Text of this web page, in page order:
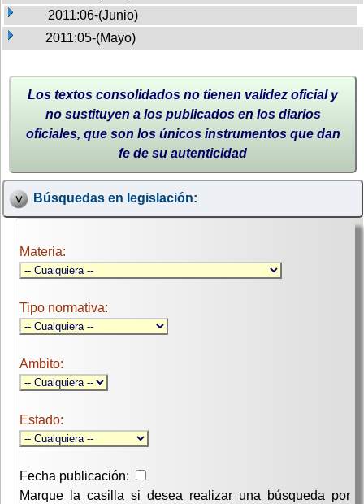
2011:06-(Junio)
2011:05-(Mayo)
Los textos consolidados no tienen validez oficial y
no sustituyen a los publicados en los diarios
oficiales, que son los únicos instrumentos que dan
fe de su autenticidad
Búsquedas en legislación:
Materia:
Tipo normativa:
Ambito:
Estado:
Fecha publicación:
Marque la casilla si desea realizar una búsqueda por